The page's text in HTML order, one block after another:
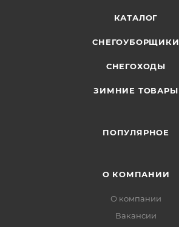
КАТАЛОГ
СНЕГОУБОРЩИКИ
СНЕГОХОДЫ
ЗИМНИЕ ТОВАРЫ
ПОПУЛЯРНОЕ
О КОМПАНИИ
О компании
Вакансии